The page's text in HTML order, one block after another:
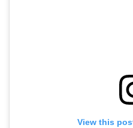
View this